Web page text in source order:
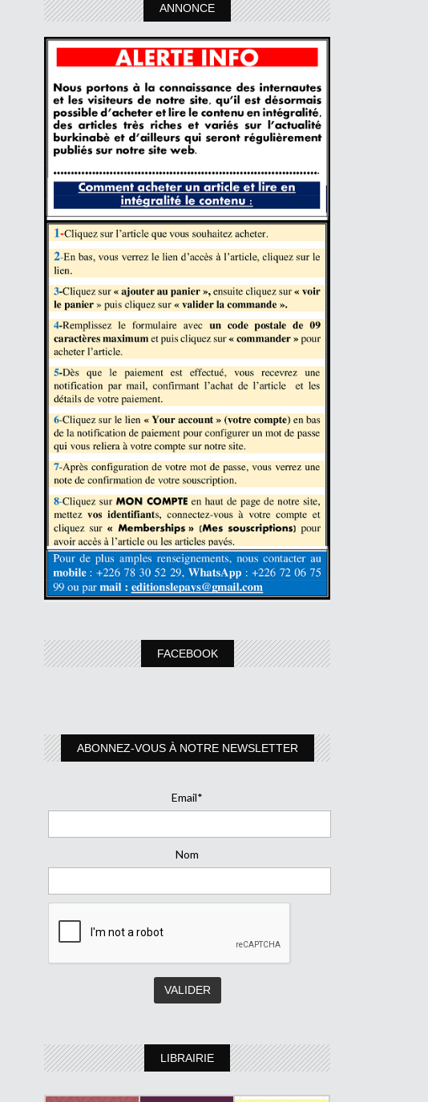
ANNONCE
FACEBOOK
ABONNEZ-VOUS À NOTRE NEWSLETTER
Email*
Nom
LIBRAIRIE